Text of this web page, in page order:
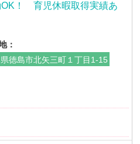
！ 育児休暇取得実績あ
：
徳島市北矢三町１丁目1-15